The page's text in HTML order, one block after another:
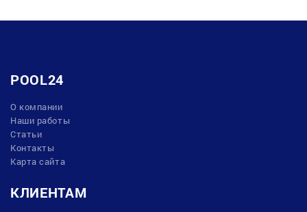
POOL24
О компании
Наши работы
Статьи
Контакты
Карта сайта
КЛИЕНТАМ